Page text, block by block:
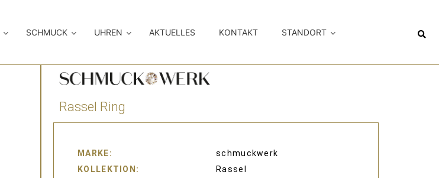
SCHMUCK UHREN AKTUELLES KONTAKT STANDORT
Rassel Ring
MARKE
schmuckwerk
KOLLEKTION
Rassel